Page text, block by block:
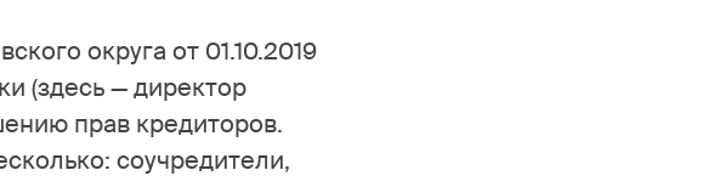
округа от 01.10.2019
(здесь — директор
прав кредиторов.
соучредители,